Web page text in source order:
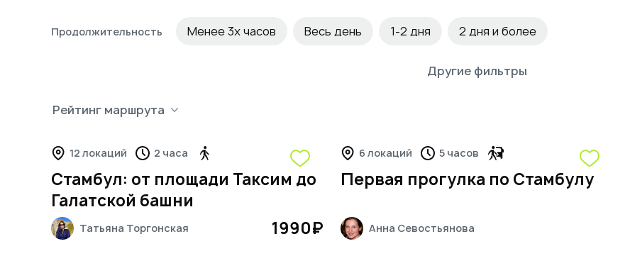
Продолжительность Менее 3х часов Весь день 1-2 дня 2 дня и более
Другие фильтры
Рейтинг маршрута
12 локаций 2 часа
Стамбул: от площади Таксим до
Галатской башни
Татьяна Торгонская 1990₽
6 локаций 5 часов
Первая прогулка по Стамбулу
Анна Севостьянова